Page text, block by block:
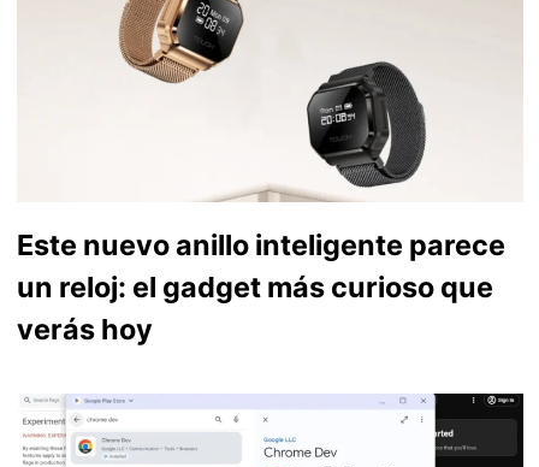
Este nuevo anillo inteligente parece
un reloj: el gadget más curioso que
verás hoy